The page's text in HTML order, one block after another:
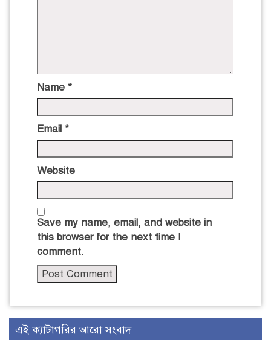
Name *
Email *
Website
Save my name, email, and website in
this browser for the next time I
comment.
এই ক্যাটাগরির আরো সংবাদ